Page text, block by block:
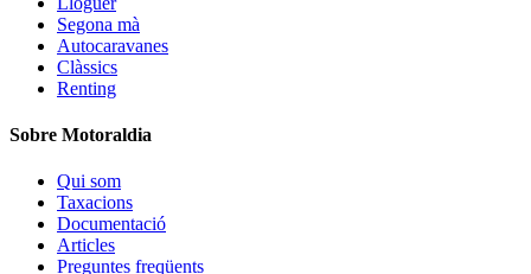
Segona mà
Autocaravanes
Clàssics
Renting
Sobre Motoraldia
Qui som
Taxacions
Documentació
Articles
Preguntes freqüents